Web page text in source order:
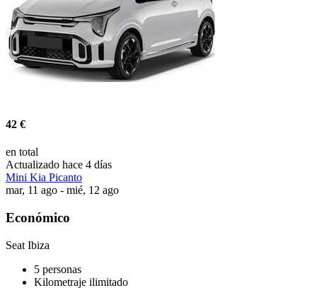
42 €
en total
Actualizado hace 4 días
Mini Kia Picanto
mar, 11 ago - mié, 12 ago
Económico
Seat Ibiza
5 personas
Kilometraje ilimitado